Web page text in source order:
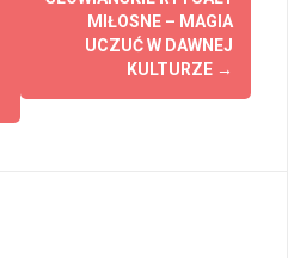
MIŁOSNE – MAGIA
UCZUĆ W DAWNEJ
KULTURZE →